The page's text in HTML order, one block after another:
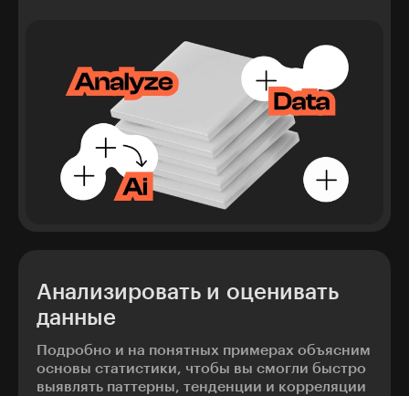
Анализировать и оценивать
данные
Подробно и на понятных примерах объясним
основы статистики, чтобы вы смогли быстро
выявлять паттерны, тенденции и корреляции